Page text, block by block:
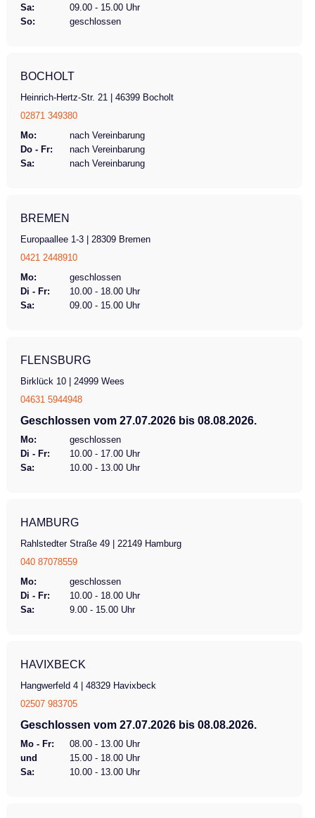
Sa:
09.00 - 15.00 Uhr
So:
geschlossen
BOCHOLT
Heinrich-Hertz-Str. 21 | 46399 Bocholt
02871 349380
Mo:
nach Vereinbarung
Do - Fr:
nach Vereinbarung
Sa:
nach Vereinbarung
BREMEN
Europaallee 1-3 | 28309 Bremen
0421 2448910
Mo:
geschlossen
Di - Fr:
10.00 - 18.00 Uhr
Sa:
09.00 - 15.00 Uhr
FLENSBURG
Birklück 10 | 24999 Wees
04631 5944948
Geschlossen vom 27.07.2026 bis 08.08.2026.
Mo:
geschlossen
Di - Fr:
10.00 - 17.00 Uhr
Sa:
10.00 - 13.00 Uhr
HAMBURG
Rahlstedter Straße 49 | 22149 Hamburg
040 87078559
Mo:
geschlossen
Di - Fr:
10.00 - 18.00 Uhr
Sa:
9.00 - 15.00 Uhr
HAVIXBECK
Hangwerfeld 4 | 48329 Havixbeck
02507 983705
Geschlossen vom 27.07.2026 bis 08.08.2026.
Mo - Fr:
08.00 - 13.00 Uhr
und
15.00 - 18.00 Uhr
Sa:
10.00 - 13.00 Uhr